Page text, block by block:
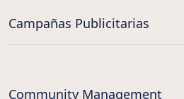
Campañas Publicitarias
Community Management